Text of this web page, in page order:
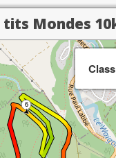
tits Mondes